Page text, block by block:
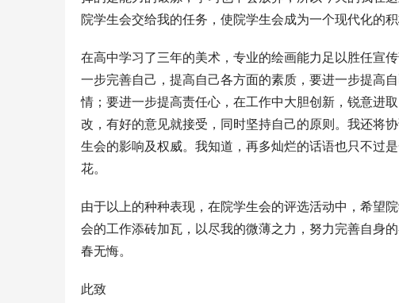
院学生会交给我的任务，使院学生会成为一个现代化的
在高中学习了三年的美术，专业的绘画能力足以胜任宣
一步完善自己，提高自己各方面的素质，要进一步提高
情；要进一步提高责任心，在工作中大胆创新，锐意进
改，有好的意见就接受，同时坚持自己的原则。我还将
生会的影响及权威。我知道，再多灿烂的话语也只不过
花。
由于以上的种种表现，在院学生会的评选活动中，希望
会的工作添砖加瓦，以尽我的微薄之力，努力完善自身
春无悔。
此致